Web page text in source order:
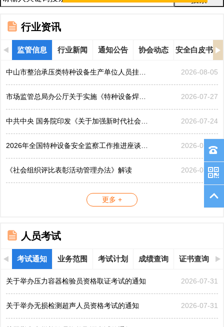
行业资讯
监管信息 行业新闻 通知公告 协会动态 安全白皮书
中山市整治承压类特种设备生产单位人员挂靠、临时凑岗、... 2026-08-05
市场监管总局办公厅关于实施《特种设备焊接操作人员考核... 2026-07-27
中共中央 国务院印发《关于加强新时代社会工作的意见》 2026-07-24
2026年全国特种设备安全监察工作推进座谈会在黑龙江哈... 2026-07-21
《社会组织评比表彰活动管理办法》解读 2026-07-17
更多 +
人员考试
考试通知 业务范围 考试计划 成绩查询 证书查询
关于举办压力容器检验员资格取证考试的通知 2026-07-31
关于举办无损检测超声人员资格考试的通知 2026-07-31